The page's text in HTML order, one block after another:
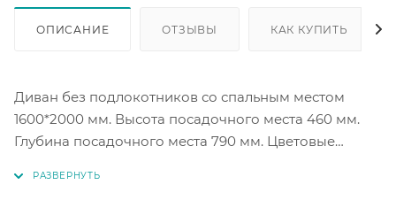
ОПИСАНИЕ ОТЗЫВЫ КАК КУПИТЬ
Диван без подлокотников со спальным местом
1600*2000 мм. Высота посадочного места 460 мм.
Глубина посадочного места 790 мм. Цветовые